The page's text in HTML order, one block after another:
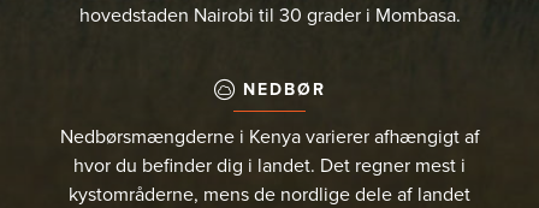
hovedstaden Nairobi til 30 grader i Mombasa.
NEDBØR
Nedbørsmængderne i Kenya varierer afhængigt af
hvor du befinder dig i landet. Det regner mest i
kystområderne, mens de nordlige dele af landet